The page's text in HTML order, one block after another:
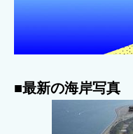
■最新の海岸写真